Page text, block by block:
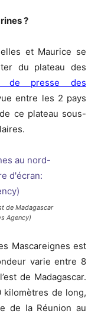
?
et Maurice se
du plateau des
de presse des
entre les 2 pays
ce plateau sous-
de Madagascar
Agency)
Mascareignes est
varie entre 8
de Madagascar.
kilomètres de long,
de la Réunion au